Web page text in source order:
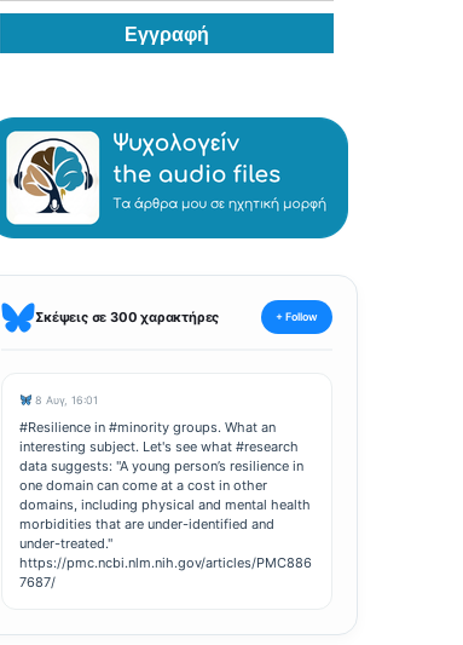
Σκέψεις σε 300 χαρακτήρες + Follow
8 Αυγ, 16:01
#Resilience in #minority groups. What an
interesting subject. Let's see what #research
data suggests: "A young person’s resilience in
one domain can come at a cost in other
domains, including physical and mental health
morbidities that are under-identified and
under-treated."
https://pmc.ncbi.nlm.nih.gov/articles/PMC886
7687/